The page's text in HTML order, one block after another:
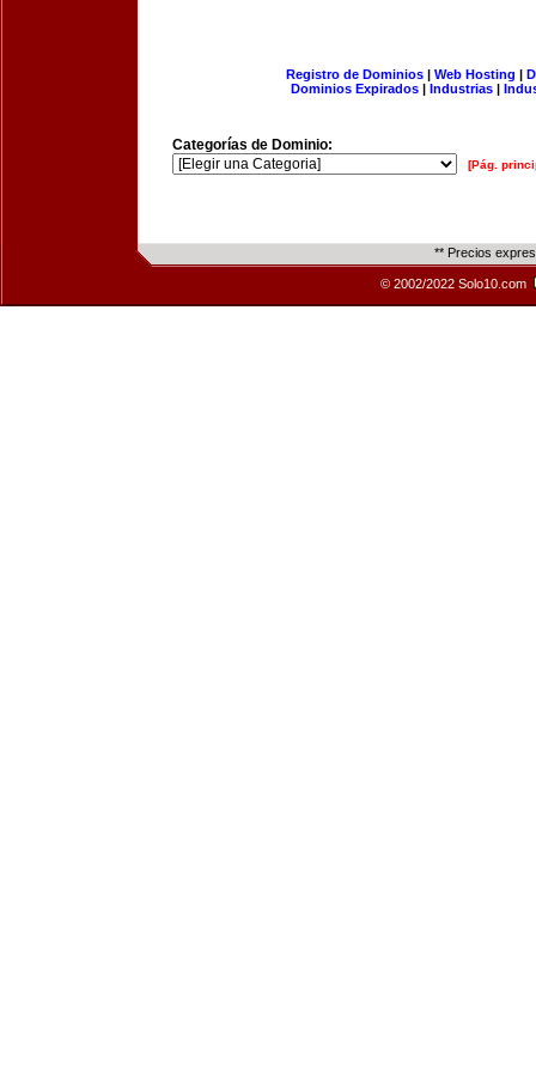
Registro de Dominios| Web Hosting |
Dominios Expirados | Industrias |
Categorías de Dominio:
[Pág.
** Precios
© 2002/2022 Solo10.com